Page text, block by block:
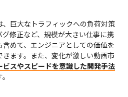
巨大なトラフィックへの負荷対策
修正など、規模が大きい仕事に携
めて、エンジニアとしての価値を
きます。また、変化が激しい動画市
ビスやスピードを意識した開発手法